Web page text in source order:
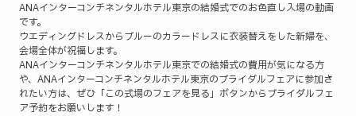
ANAインターコンチネンタルホテル東京の結婚式でのお色直し入場の動画
です。
ウエディングドレスからブルーのカラードレスに衣装替えをした新婦を、
会場全体が祝福します。
ANAインターコンチネンタルホテル東京での結婚式の費用が気になる方
や、ANAインターコンチネンタルホテル東京のブライダルフェアに参加さ
れたい方は、ぜひ「この式場のフェアを見る」ボタンからブライダルフェ
ア予約をお願いします！